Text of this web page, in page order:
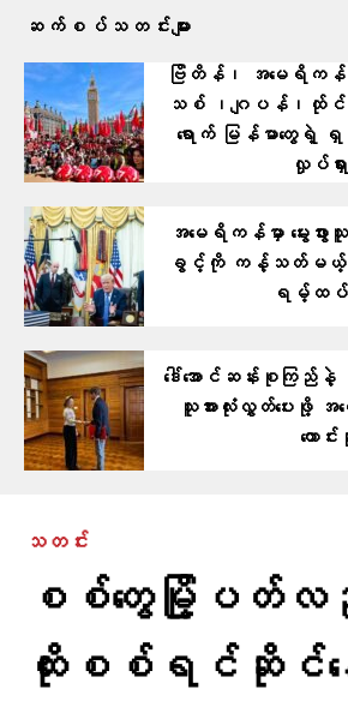
ဆက်စပ်သတင်းများ
ဗြိတိန်၊ အမေရိကန်
သစ် ၊ဂျပန်၊ထ်ု
ရောက် မြန်မာတွေရဲ့
လှုပ်ရှ
အမေရိကန်မှာ မွေးဖွာ
ခွင့်ကို ကန့်သတ်မယ့်
ရမ့်ထ
ဒေါ်အောင်ဆန်းစုကြည်
သူအားလုံးလွှတ်ပေး
တောင်
သတင်း
စစ်တွေမြို့ပတ်လ
ထိုးစစ်ရင်ဆိုင်